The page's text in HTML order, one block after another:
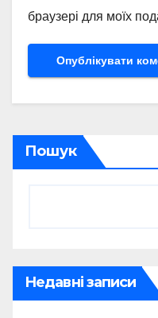
браузері для моїх
Пошук
Недавні записи